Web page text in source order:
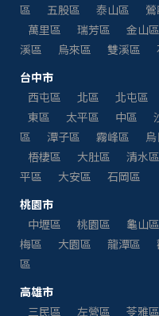
區
五股區 泰山區
萬里區
瑞芳區 金山區
溪區
烏來區 雙溪區
台中市
西屯區
北區 北屯區
東區
太平區 中區
區
潭子區 霧峰區
梧棲區
大肚區 清水區
平區
大安區
石岡區
桃園市
中壢區
桃園區 龜山區
梅區
大園區 龍潭區
區
高雄市
三民區
左營區 苓雅區